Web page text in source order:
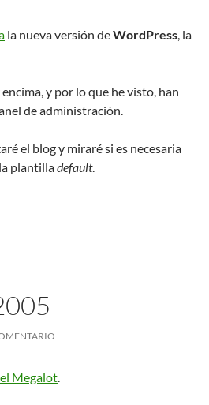
la nueva versión deWordPress, la
y por lo que he visto, han
de administración.
el blog y miraré si es necesaria
plantilladefault.
Megalot.